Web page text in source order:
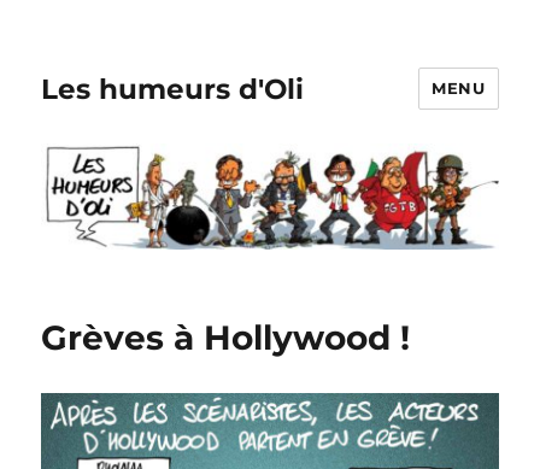
Les humeurs d'Oli MENU
Grèves à Hollywood !